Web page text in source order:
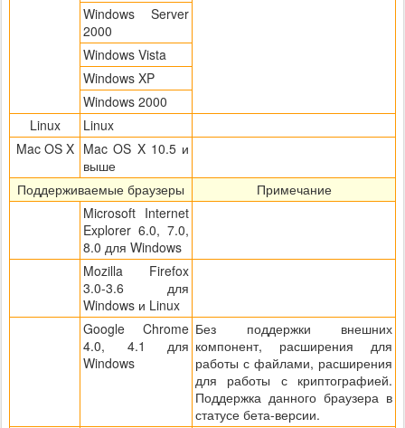
Windows Server
2000
Windows Vista
Windows XP
Windows 2000
Linux
Linux
Mac OS X Mac OS X 10.5 и
выше
Поддерживаемые браузеры
Примечание
Microsoft Internet
Explorer 6.0, 7.0,
8.0 для Windows
Mozilla Firefox
3.0-3.6 для
Windows и Linux
Google Chrome
4.0, 4.1 для
Windows
Без поддержки внешних
компонент, расширения для
работы с файлами, расширения
для работы с криптографией.
Поддержка данного браузера в
статусе бета-версии.